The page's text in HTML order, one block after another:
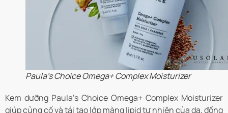
Paula’s Choice Omega+ Complex Moisturizer
Kem dưỡng Paula’s Choice Omega+ Complex Moisturizer
giúp củng cố và tái tạo lớp màng lipid tự nhiên của da, đồng